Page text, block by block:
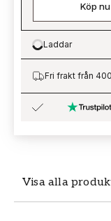
Visa alla
Köp nu
Loading…
Laddar
Fri frakt från